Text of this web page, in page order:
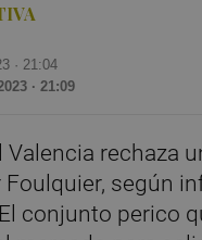
· 21:04
· 21:09
Valencia rechaza
Foulquier, según
conjunto perico